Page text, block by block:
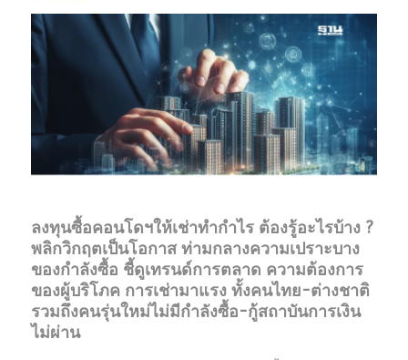
ลงทุนซื้อคอนโดฯให้เช่าทำกำไร ต้องรู้อะไรบ้าง ?
พลิกวิกฤตเป็นโอกาส ท่ามกลางความเปราะบาง
ของกำลังซื้อ ชี้ดูเทรนด์การตลาด ความต้องการ
ของผู้บริโภค การเช่ามาแรง ทั้งคนไทย-ต่างชาติ
รวมถึงคนรุ่นใหม่ไม่มีกำลังซื้อ-กู้สถาบันการเงิน
ไม่ผ่าน